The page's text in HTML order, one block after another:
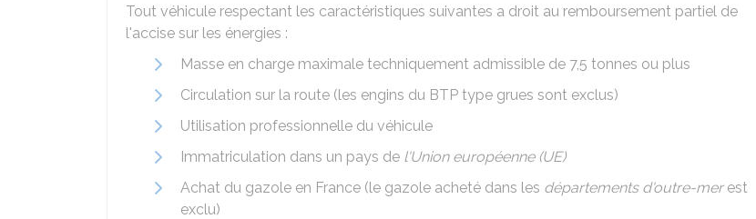
Tout véhicule respectant les caractéristiques suivantes a droit au remboursement partiel de
l'accise sur les énergies :
Masse en charge maximale techniquement admissible de 7,5 tonnes ou plus
Circulation sur la route (les engins du BTP type grues sont exclus)
Utilisation professionnelle du véhicule
Immatriculation dans un pays de l'Union européenne (UE)
Achat du gazole en France (le gazole acheté dans les départements d'outre-merest
exclu)